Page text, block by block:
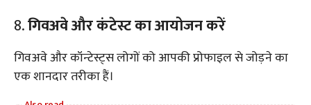
8.गिवअवे और कंटेस्ट का आयोजन करें
गिवअवे और कॉन्टेस्ट्स लोगों को आपकी प्रोफाइल से जोड़ने का
एक शानदार तरीका हैं।